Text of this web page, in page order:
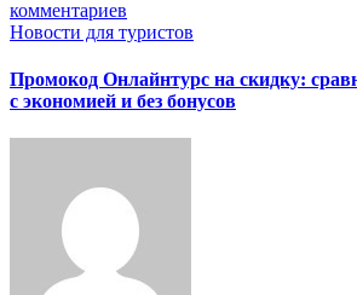
комментариев
Новости для туристов
Промокод Онлайнтурс на скидку:
с экономией и без бонусов